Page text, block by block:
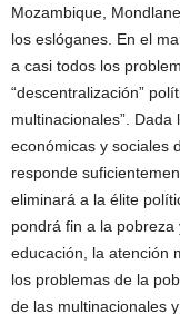
Mozambique,
los eslóganes. En el
a casi todos los
“descentralización”
multinacionales”.
económicas y sociales
responde
eliminará a la élite
pondrá fin a la
educación, la atención
los problemas de la
de las multinacionales